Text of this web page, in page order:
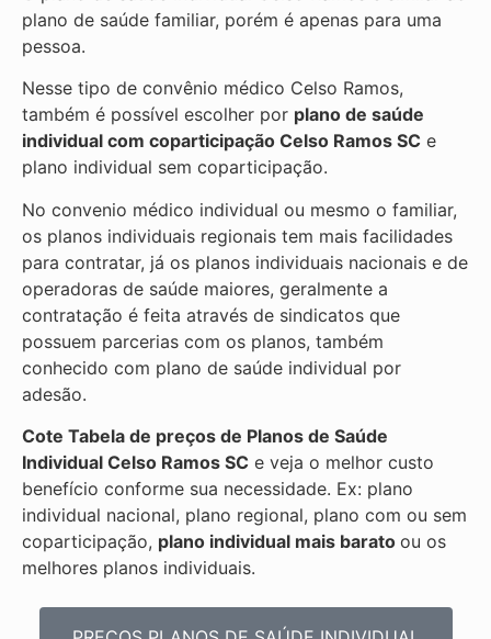
plano de saúde familiar, porém é apenas para uma
pessoa.
Nesse tipo de convênio médico Celso Ramos,
também é possível escolher por plano de saúde
individual com coparticipação Celso Ramos SC e
plano individual sem coparticipação.
No convenio médico individual ou mesmo o familiar,
os planos individuais regionais tem mais facilidades
para contratar, já os planos individuais nacionais e de
operadoras de saúde maiores, geralmente a
contratação é feita através de sindicatos que
possuem parcerias com os planos, também
conhecido com plano de saúde individual por
adesão.
Cote Tabela de preços de Planos de Saúde
Individual Celso Ramos SC e veja o melhor custo
benefício conforme sua necessidade. Ex: plano
individual nacional, plano regional, plano com ou sem
coparticipação, plano individual mais barato ou os
melhores planos individuais.